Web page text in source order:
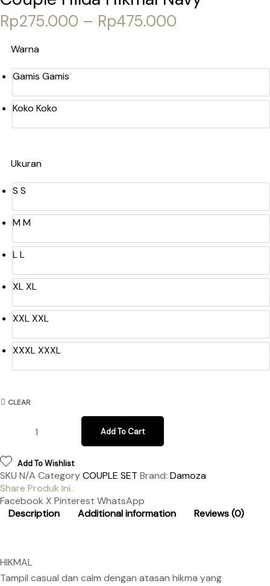
Rp275.000 – Rp475.000
Warna
Gamis Gamis
Koko Koko
Ukuran
S S
MM
LL
XLXL
XXLXXL
XXXLXXXL
CLEAR
Add To Cart
Add To Wishlist
SKU N/A CategoryCOUPLE SET Brand: Damoza
Share Produk Ini..
Facebook X Pinterest WhatsApp
Description
Additional information Reviews (0)
HIKMAL
Tampil casual dan calm dengan atasan hikma yang